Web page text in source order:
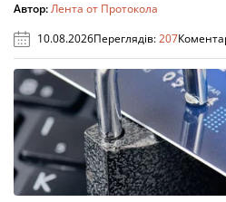
Автор:Лента от Протокола
10.08.2026Переглядів:207